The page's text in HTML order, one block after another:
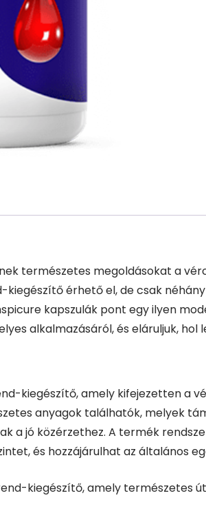
természetes megoldásokat a
érhető el, de csak
kapszulák pont egy ilyen
alkalmazásáról, és eláruljuk,
kiegészítő, amely kifejezetten a
anyagok találhatók, melyek
a jó közérzethez. A termék
és hozzájárulhat az általános
kiegészítő, amely természetes